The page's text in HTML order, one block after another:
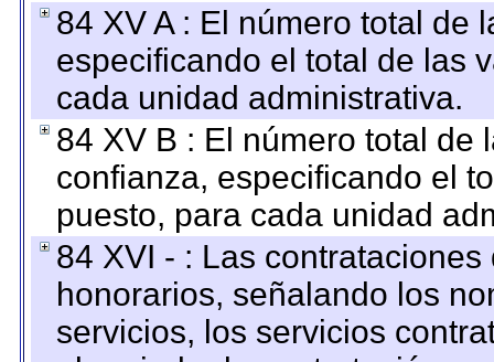
84 XV A : El número total de
especificando el total de las
cada unidad administrativa.
84 XV B : El número total de
confianza, especificando el
puesto, para cada unidad
84 XVI - : Las
honorarios, señalando los
servicios, los servicios